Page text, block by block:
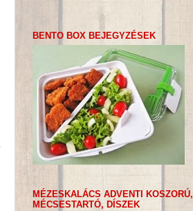
BENTO BOX BEJEGYZÉSEK
MÉZESKALÁCS ADVENTI KOSZORÚ,
MÉCSESTARTÓ, DÍSZEK